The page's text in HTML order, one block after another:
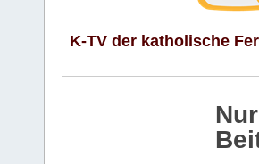
K-TV der katholische